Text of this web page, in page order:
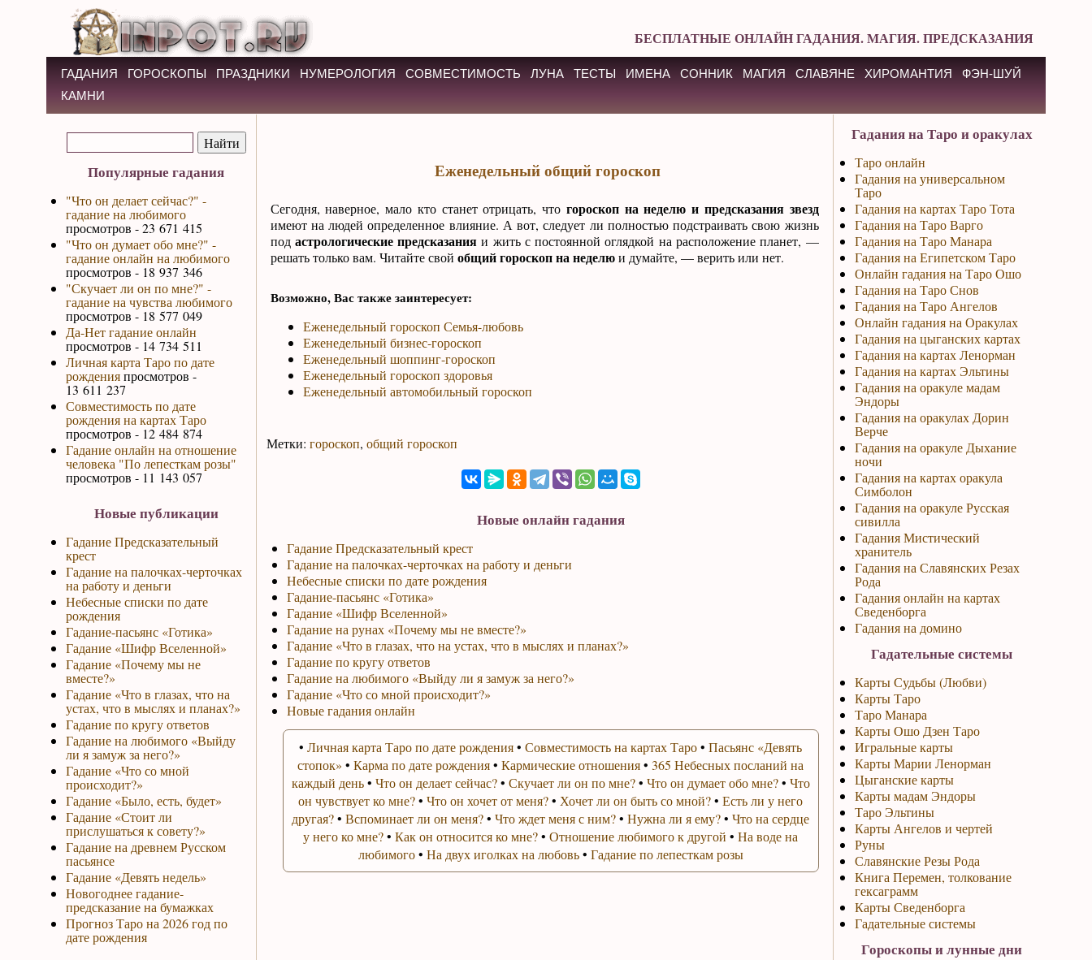
БЕСПЛАТНЫЕ ОНЛАЙН ГАДАНИЯ. МАГИЯ. ПРЕДСКАЗАНИЯ
ГАДАНИЯ ГОРОСКОПЫ ПРАЗДНИКИ НУМЕРОЛОГИЯ СОВМЕСТИМОСТЬ ЛУНА ТЕСТЫ ИМЕНА СОННИК МАГИЯ СЛАВЯНЕ ХИРОМАНТИЯ
ФЭН-ШУЙ
КАМНИ
Популярные гадания
"Что он делает сейчас?" -
гадание на любимого
просмотров - 23 671 415
"Что он думает обо мне?" -
гадание онлайн на любимого
просмотров - 18 937 346
"Скучает ли он по мне?" -
гадание на чувства любимого
просмотров - 18 577 049
Да-Нет гадание онлайн
просмотров - 14 734 511
Личная карта Таро по дате
рожденияпросмотров -
13 611 237
Совместимость по дате
рождения на картах Таро
просмотров - 12 484 874
Гадание онлайн на отношение
человека "По лепесткам розы"
просмотров - 11 143 057
Новые публикации
Гадание Предсказательный
крест
Гадание на палочках-черточках
на работу и деньги
Небесные списки по дате
рождения
Гадание-пасьянс «Готика»
Гадание «Шифр Вселенной»
Гадание «Почему мы не
вместе?»
Гадание «Что в глазах, что на
устах, что в мыслях и планах?»
Гадание по кругу ответов
Гадание на любимого «Выйду
ли я замуж за него?»
Гадание «Что со мной
происходит?»
Гадание «Было, есть, будет»
Гадание «Стоит ли
прислушаться к совету?»
Гадание на древнем Русском
пасьянсе
Гадание «Девять недель»
Новогоднее гадание-
предсказание на бумажках
Прогноз Таро на 2026 год по
дате рождения
Еженедельный общий гороскоп
Сегодня, наверное, мало кто станет отрицать, что гороскоп на неделю и предсказания звезд
имеют на людей определенное влияние. А вот, следует ли полностью подстраивать свою жизнь
под астрологические предсказания и жить с постоянной оглядкой на расположение планет, —
решать только вам. Читайте свой общий гороскоп на неделюи думайте, — верить или нет.
Возможно, Вас также заинтересует:
Еженедельный гороскоп Семья-любовь
Еженедельный бизнес-гороскоп
Еженедельный шоппинг-гороскоп
Еженедельный гороскоп здоровья
Еженедельный автомобильный гороскоп
Метки: гороскоп, общий гороскоп
Новые онлайн гадания
Гадание Предсказательный крест
Гадание на палочках-черточках на работу и деньги
Небесные списки по дате рождения
Гадание-пасьянс «Готика»
Гадание «Шифр Вселенной»
Гадание на рунах «Почему мы не вместе?»
Гадание «Что в глазах, что на устах, что в мыслях и планах?»
Гадание по кругу ответов
Гадание на любимого «Выйду ли я замуж за него?»
Гадание «Что со мной происходит?»
Новые гадания онлайн
• Личная карта Таро по дате рождения• Совместимость на картах Таро• Пасьянс «Девять
стопок» • Карма по дате рождения• Кармические отношения• 365 Небесных посланий на
каждый день• Что он делает сейчас?• Скучает ли он по мне?• Что он думает обо мне?• Что
он чувствует ко мне?• Что он хочет от меня?• Хочет ли он быть со мной?• Есть ли у него
другая?• Вспоминает ли он меня?• Что ждет меня с ним?• Нужна ли я ему?• Что на сердце
у него ко мне?• Как он относится ко мне?• Отношение любимого к другой • На воде на
любимого• На двух иголках на любовь• Гадание по лепесткам розы
Гадания на Таро и оракулах
Таро онлайн
Гадания на универсальном
Таро
Гадания на картах Таро Тота
Гадания на Таро Варго
Гадания на Таро Манара
Гадания на Египетском Таро
Онлайн гадания на Таро Ошо
Гадания на Таро Снов
Гадания на Таро Ангелов
Онлайн гадания на Оракулах
Гадания на цыганских картах
Гадания на картах Ленорман
Гадания на картах Эльтины
Гадания на оракуле мадам
Эндоры
Гадания на оракулах Дорин
Верче
Гадания на оракуле Дыхание
ночи
Гадания на картах оракула
Симболон
Гадания на оракуле Русская
сивилла
Гадания Мистический
хранитель
Гадания на Славянских Резах
Рода
Гадания онлайн на картах
Сведенборга
Гадания на домино
Гадательные системы
Карты Судьбы (Любви)
Карты Таро
Таро Манара
Карты Ошо Дзен Таро
Игральные карты
Карты Марии Ленорман
Цыганские карты
Карты мадам Эндоры
Таро Эльтины
Карты Ангелов и чертей
Руны
Славянские Резы Рода
Книга Перемен, толкование
гексаграмм
Карты Сведенборга
Гадательные системы
Гороскопы и лунные дни